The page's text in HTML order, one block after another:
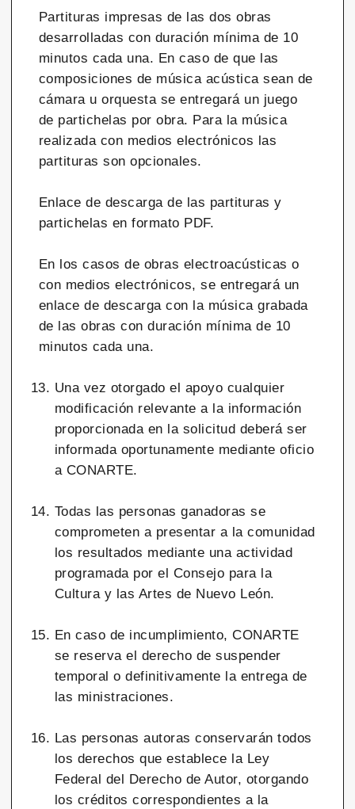
Partituras impresas de las dos obras
desarrolladas con duración mínima de 10
minutos cada una. En caso de que las
composiciones de música acústica sean de
cámara u orquesta se entregará un juego
de partichelas por obra. Para la música
realizada con medios electrónicos las
partituras son opcionales.
Enlace de descarga de las partituras y
partichelas en formato PDF.
En los casos de obras electroacústicas o
con medios electrónicos, se entregará un
enlace de descarga con la música grabada
de las obras con duración mínima de 10
minutos cada una.
Una vez otorgado el apoyo cualquier
modificación relevante a la información
proporcionada en la solicitud deberá ser
informada oportunamente mediante oficio
a CONARTE.
Todas las personas ganadoras se
comprometen a presentar a la comunidad
los resultados mediante una actividad
programada por el Consejo para la
Cultura y las Artes de Nuevo León.
En caso de incumplimiento, CONARTE
se reserva el derecho de suspender
temporal o definitivamente la entrega de
las ministraciones.
Las personas autoras conservarán todos
los derechos que establece la Ley
Federal del Derecho de Autor, otorgando
los créditos correspondientes a la